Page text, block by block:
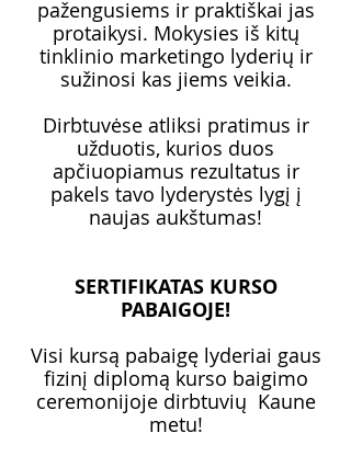
pažengusiems ir praktiškai jas
protaikysi. Mokysies iš kitų
tinklinio marketingo lyderių ir
sužinosi kas jiems veikia.
Dirbtuvėse atliksi pratimus ir
užduotis, kurios duos
apčiuopiamus rezultatus ir
pakels tavo lyderystės lygį į
naujas aukštumas!
SERTIFIKATAS KURSO
PABAIGOJE!
Visi kursą pabaigę lyderiai gaus
fizinį diplomą kurso baigimo
ceremonijoje dirbtuvių Kaune
metu!